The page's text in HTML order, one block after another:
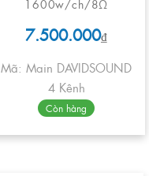
1600w/ch/8Ω
7.500.000₫
Mã: Main DAVIDSOUND
4 Kênh
Còn hàng